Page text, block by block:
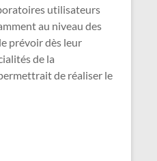
utilisateurs
au niveau des
prévoir dès leur
de la
de réaliser le